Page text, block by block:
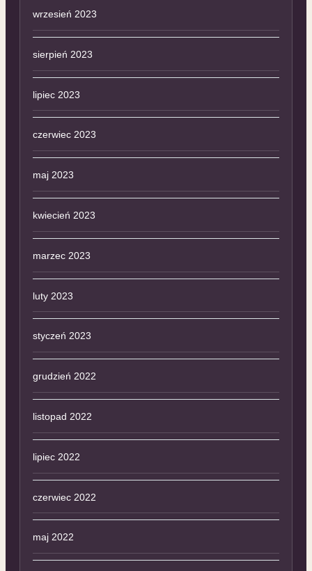
wrzesień 2023
sierpień 2023
lipiec 2023
czerwiec 2023
maj 2023
kwiecień 2023
marzec 2023
luty 2023
styczeń 2023
grudzień 2022
listopad 2022
lipiec 2022
czerwiec 2022
maj 2022